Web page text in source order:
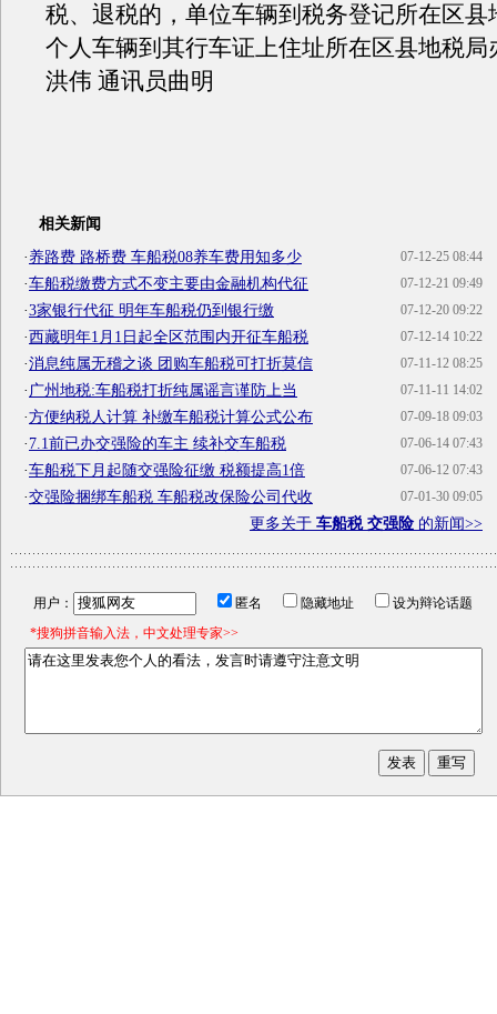
税、退税的，单位车辆到税务登记所在区县
个人车辆到其行车证上住址所在区县地税局
洪伟 通讯员曲明
相关新闻
07-12-25 08:44
·养路费 路桥费 车船税08养车费用知多少
07-12-21 09:49
·车船税缴费方式不变主要由金融机构代征
07-12-20 09:22
·3家银行代征 明年车船税仍到银行缴
07-12-14 10:22
·西藏明年1月1日起全区范围内开征车船税
07-11-12 08:25
·消息纯属无稽之谈 团购车船税可打折莫信
07-11-11 14:02
· 广州地税:车船税打折纯属谣言谨防上当
07-09-18 09:03
·方便纳税人计算 补缴车船税计算公式公布
07-06-14 07:43
·7.1前已办交强险的车主 续补交车船税
07-06-12 07:43
·车船税下月起随交强险征缴 税额提高1倍
07-01-30 09:05
·交强险捆绑车船税 车船税改保险公司代收
更多关于 车船税 交强险的新闻>>
用户： 匿名 隐藏地址
设为辩论话题
*搜狗拼音输入法，中文处理专家>>